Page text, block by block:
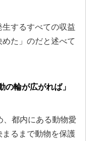
するすべての収益
た」のだと述べて
の輪が広がれば」
、都内にある動物愛
るまで動物を保護